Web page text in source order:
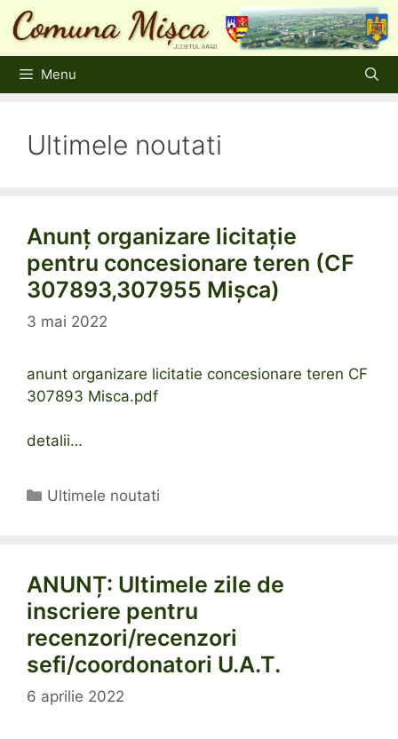
Sari
conținut
Menu
Ultimele noutati
Anunț organizare licitație
pentru concesionare teren (CF
307893,307955 Mișca)
3 mai 2022
anunt organizare licitatie concesionare teren CF
307893 Misca.pdf
detalii…
Categorii
Ultimele noutati
ANUNȚ: Ultimele zile de
inscriere pentru
recenzori/recenzori
sefi/coordonatori U.A.T.
6 aprilie 2022